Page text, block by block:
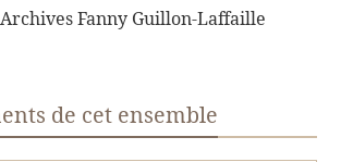
Archives Fanny Guillon-Laffaille
de cet ensemble